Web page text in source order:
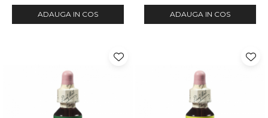
ADAUGA IN COS ADAUGA IN COS